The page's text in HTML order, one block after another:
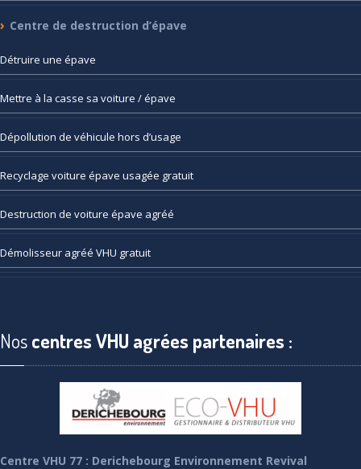
Centre de destruction d’épave
Détruire une épave
Mettre à la casse sa voiture / épave
Dépollution de véhicule hors d’usage
Recyclage voiture épave usagée gratuit
Destruction de voiture épave agréé
Démolisseur agréé VHU gratuit
Noscentres VHU agrées partenaires :
Centre VHU 77 : Derichebourg Environnement Revival